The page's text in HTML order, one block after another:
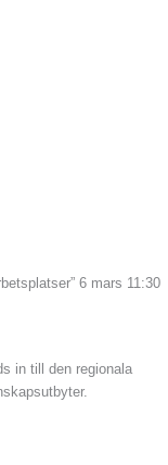
6 mars 11:30
in till den regionala